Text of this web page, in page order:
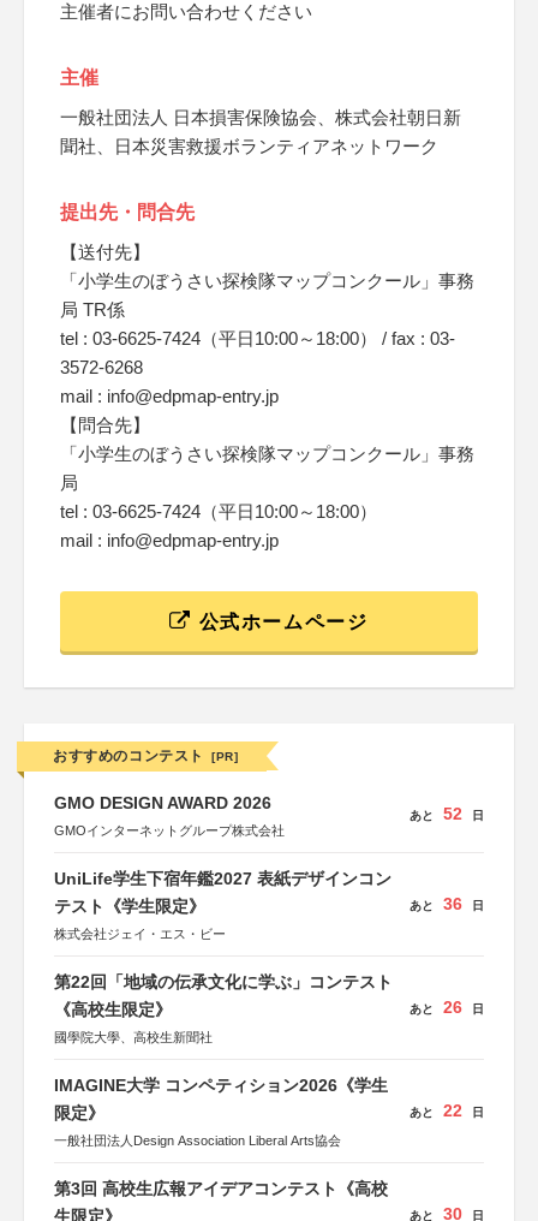
主催者にお問い合わせください
主催
一般社団法人 日本損害保険協会、株式会社朝日新
聞社、日本災害救援ボランティアネットワーク
提出先・問合先
【送付先】
「小学生のぼうさい探検隊マップコンクール」事務
局 TR係
tel : 03-6625-7424（平日10:00～18:00） / fax : 03-
3572-6268
mail : info@edpmap-entry.jp
【問合先】
「小学生のぼうさい探検隊マップコンクール」事務
局
tel : 03-6625-7424（平日10:00～18:00）
mail : info@edpmap-entry.jp
公式ホームページ
おすすめのコンテスト [PR]
GMO DESIGN AWARD 2026
GMOインターネットグループ株式会社
あと 52 日
UniLife学生下宿年鑑2027 表紙デザインコン
テスト《学生限定》
株式会社ジェイ・エス・ビー
あと 36 日
第22回「地域の伝承文化に学ぶ」コンテスト
《高校生限定》
國學院大學、高校生新聞社
あと 26 日
IMAGINE大学 コンペティション2026《学生
限定》
一般社団法人Design Association Liberal Arts協会
あと 22 日
第3回 高校生広報アイデアコンテスト《高校
生限定》
あと 30 日